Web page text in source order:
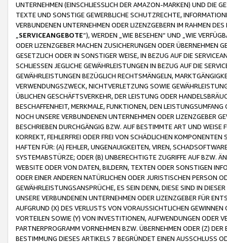
UNTERNEHMEN (EINSCHLIESSLICH DER AMAZON-MARKEN) UND DIE
TEXTE UND SONSTIGE GEWERBLICHE SCHUTZRECHTE,
VERBUNDENEN UNTERNEHMEN ODER LIZENZGEBERN IM RAHMEN
SERVICEANGEBOTE“), WERDEN „WIE BESEHEN“ UND „WIE
ODER LIZENZGEBER MACHEN ZUSICHERUNGEN ODER ÜBERNEHMEN
GESETZLICH ODER IN SONSTIGER WEISE, IN BEZUG AUF DIE
SCHLIESSEN JEGLICHE GEWÄHRLEISTUNGEN IN BEZUG AUF DIE
GEWÄHRLEISTUNGEN BEZÜGLICH RECHTSMÄNGELN,
VERWENDUNGSZWECK, NICHTVERLETZUNG SOWIE
ÜBLICHEN GESCHÄFTSVERKEHR, DER LEISTUNG ODER
BESCHAFFENHEIT, MERKMALE, FUNKTIONEN, DEN
NOCH UNSERE VERBUNDENEN UNTERNEHMEN ODER LIZENZGEBER
BESCHRIEBEN DURCHGÄNGIG BZW. AUF BESTIMMTE ART UND
KORREKT, FEHLERFREI ODER FREI VON SCHÄDLICHEN
HAFTEN FÜR: (A) FEHLER, UNGENAUIGKEITEN, VIREN,
SYSTEMABSTÜRZE; ODER (B) UNBERECHTIGTE ZUGRIFFE AUF BZW.
WEBSITE ODER VON DATEN, BILDERN, TEXTEN ODER SONSTIGEN
ODER EINER ANDEREN NATÜRLICHEN ODER JURISTISCHEN PERSON
GEWÄHRLEISTUNGSANSPRÜCHE, ES SEIN DENN, DIESE SIND IN
UNSERE VERBUNDENEN UNTERNEHMEN ODER LIZENZGEBER FÜR
AUFGRUND (X) DES VERLUSTS VON VORAUSSICHTLICHEN
VORTEILEN SOWIE (Y) VON INVESTITIONEN, AUFWENDUNGEN ODER
PARTNERPROGRAMM VORNEHMEN BZW. ÜBERNEHMEN ODER (Z)
BESTIMMUNG DIESES ARTIKELS 7 BEGRÜNDET EINEN AUSSCHLUSS